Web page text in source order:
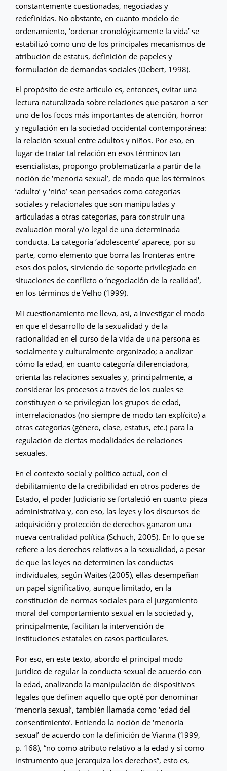
constantemente cuestionadas, negociadas y
redefinidas. No obstante, en cuanto modelo de
ordenamiento, ‘ordenar cronológicamente la vida’ se
estabilizó como uno de los principales mecanismos de
atribución de estatus, definición de papeles y
formulación de demandas sociales (Debert, 1998).
El propósito de este artículo es, entonces, evitar una
lectura naturalizada sobre relaciones que pasaron a ser
uno de los focos más importantes de atención, horror
y regulación en la sociedad occidental contemporánea:
la relación sexual entre adultos y niños. Por eso, en
lugar de tratar tal relación en esos términos tan
esencialistas, propongo problematizarla a partir de la
noción de ‘menoría sexual’, de modo que los términos
‘adulto’ y ‘niño’ sean pensados como categorías
sociales y relacionales que son manipuladas y
articuladas a otras categorías, para construir una
evaluación moral y/o legal de una determinada
conducta. La categoría ‘adolescente’ aparece, por su
parte, como elemento que borra las fronteras entre
esos dos polos, sirviendo de soporte privilegiado en
situaciones de conflicto o ‘negociación de la realidad’,
en los términos de Velho (1999).
Mi cuestionamiento me lleva, así, a investigar el modo
en que el desarrollo de la sexualidad y de la
racionalidad en el curso de la vida de una persona es
socialmente y culturalmente organizado; a analizar
cómo la edad, en cuanto categoría diferenciadora,
orienta las relaciones sexuales y, principalmente, a
considerar los procesos a través de los cuales se
constituyen o se privilegian los grupos de edad,
interrelacionados (no siempre de modo tan explícito) a
otras categorías (género, clase, estatus, etc.) para la
regulación de ciertas modalidades de relaciones
sexuales.
En el contexto social y político actual, con el
debilitamiento de la credibilidad en otros poderes de
Estado, el poder Judiciario se fortaleció en cuanto pieza
administrativa y, con eso, las leyes y los discursos de
adquisición y protección de derechos ganaron una
nueva centralidad política (Schuch, 2005). En lo que se
refiere a los derechos relativos a la sexualidad, a pesar
de que las leyes no determinen las conductas
individuales, según Waites (2005), ellas desempeñan
un papel significativo, aunque limitado, en la
constitución de normas sociales para el juzgamiento
moral del comportamiento sexual en la sociedad y,
principalmente, facilitan la intervención de
instituciones estatales en casos particulares.
Por eso, en este texto, abordo el principal modo
jurídico de regular la conducta sexual de acuerdo con
la edad, analizando la manipulación de dispositivos
legales que definen aquello que opté por denominar
‘menoría sexual’, también llamada como ‘edad del
consentimiento’. Entiendo la noción de ‘menoría
sexual’ de acuerdo con la definición de Vianna (1999,
p. 168), “no como atributo relativo a la edad y sí como
instrumento que jerarquiza los derechos”, esto es,